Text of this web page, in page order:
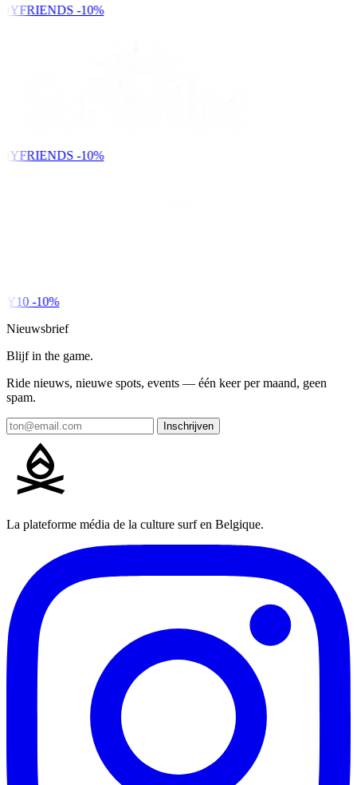
-10%
-10%
-10%
Nieuwsbrief
Blijf in the game.
Ride nieuws, nieuwe spots, events — één keer per maand, geen
spam.
Inschrijven
La plateforme média de la culture surf en Belgique.